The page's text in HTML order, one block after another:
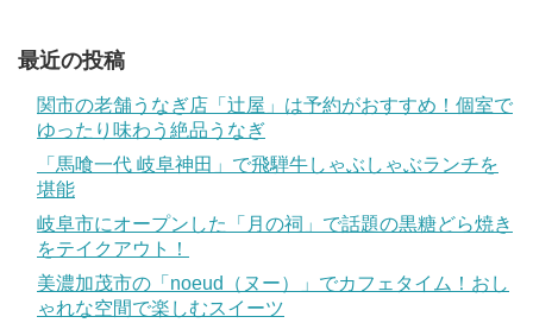
最近の投稿
関市の老舗うなぎ店「辻屋」は予約がおすすめ！個室で
ゆったり味わう絶品うなぎ
「馬喰一代 岐阜神田」で飛騨牛しゃぶしゃぶランチを
堪能
岐阜市にオープンした「月の祠」で話題の黒糖どら焼き
をテイクアウト！
美濃加茂市の「noeud（ヌー）」でカフェタイム！おし
ゃれな空間で楽しむスイーツ